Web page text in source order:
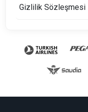
Gizlilik Sözleşmesi